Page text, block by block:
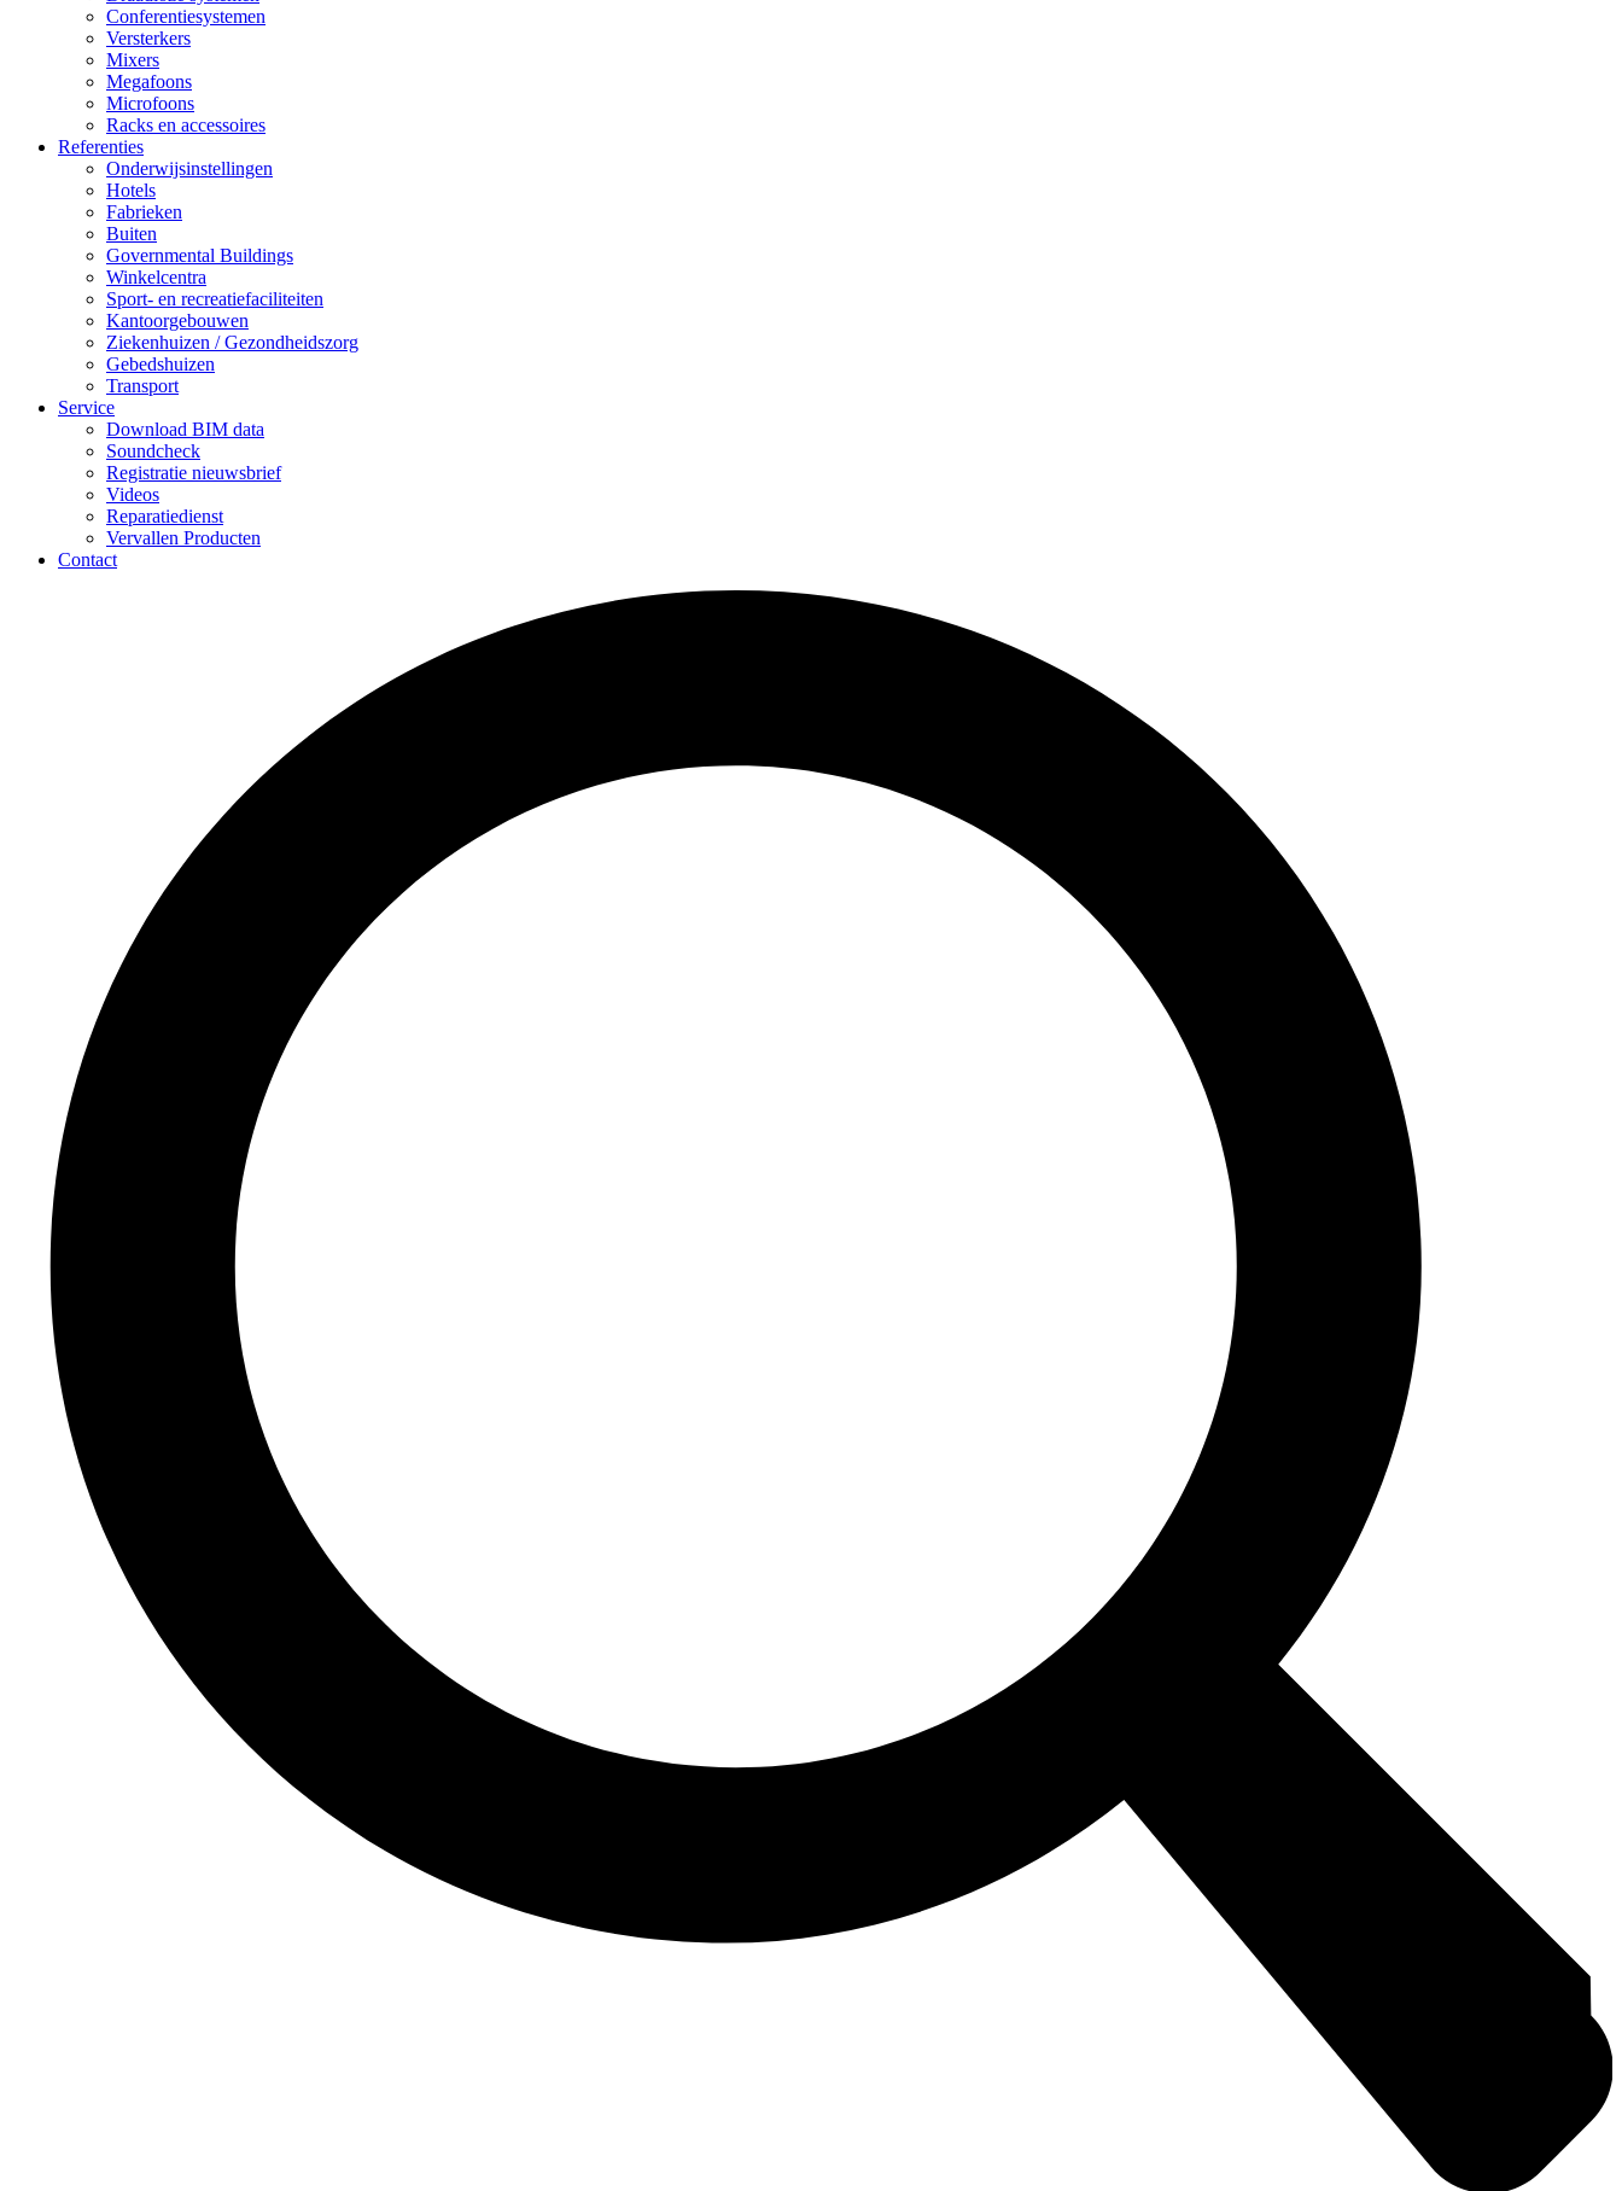
Conferentiesystemen
Versterkers
Mixers
Megafoons
Microfoons
Racks en accessoires
Referenties
Onderwijsinstellingen
Hotels
Fabrieken
Buiten
Governmental Buildings
Winkelcentra
Sport- en recreatiefaciliteiten
Kantoorgebouwen
Ziekenhuizen / Gezondheidszorg
Gebedshuizen
Transport
Service
Download BIM data
Soundcheck
Registratie nieuwsbrief
Videos
Reparatiedienst
Vervallen Producten
Contact